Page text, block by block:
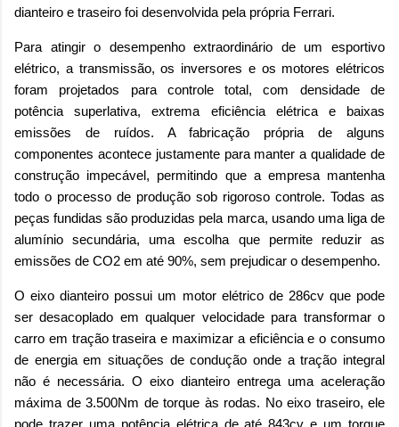
dianteiro e traseiro foi desenvolvida pela própria Ferrari.
Para atingir o desempenho extraordinário de um esportivo
elétrico, a transmissão, os inversores e os motores elétricos
foram projetados para controle total, com densidade de
potência superlativa, extrema eficiência elétrica e baixas
emissões de ruídos. A fabricação própria de alguns
componentes acontece justamente para manter a qualidade de
construção impecável, permitindo que a empresa mantenha
todo o processo de produção sob rigoroso controle. Todas as
peças fundidas são produzidas pela marca, usando uma liga de
alumínio secundária, uma escolha que permite reduzir as
emissões de CO2 em até 90%, sem prejudicar o desempenho.
O eixo dianteiro possui um motor elétrico de 286cv que pode
ser desacoplado em qualquer velocidade para transformar o
carro em tração traseira e maximizar a eficiência e o consumo
de energia em situações de condução onde a tração integral
não é necessária. O eixo dianteiro entrega uma aceleração
máxima de 3.500Nm de torque às rodas. No eixo traseiro, ele